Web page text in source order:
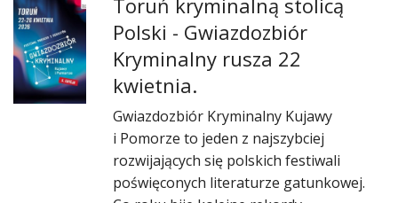
Polski - Gwiazdozbiór
Kryminalny rusza 22
kwietnia.
​Gwiazdozbiór Kryminalny Kujawy
i Pomorze to jeden z najszybciej
rozwijających się polskich festiwali
poświęconych literaturze gatunkowej.